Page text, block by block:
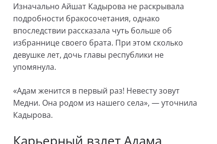
Изначально Айшат Кадырова не раскрывала
подробности бракосочетания, однако
впоследствии рассказала чуть больше об
избраннице своего брата. При этом сколько
девушке лет, дочь главы республики не
упомянула.
«Адам женится в первый раз! Невесту зовут
Медни. Она родом из нашего села», — уточнила
Кадырова.